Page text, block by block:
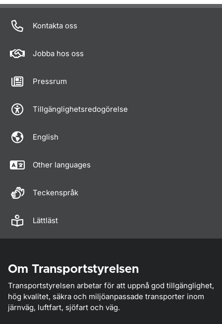
Kontakta oss
Jobba hos oss
Pressrum
Tillgänglighetsredogörelse
English
Other languages
Teckenspråk
Lättläst
Om Transportstyrelsen
Transportstyrelsen arbetar för att uppnå god tillgänglighet,
hög kvalitet, säkra och miljöanpassade transporter inom
järnväg, luftfart, sjöfart och väg.